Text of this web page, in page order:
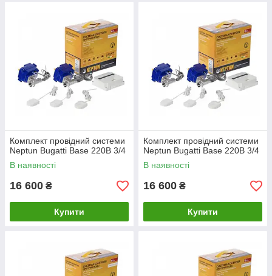
Комплект провідний системи
Neptun Bugatti Base 220B 3/4
В наявності
16 600 ₴
Купити
Комплект провідний системи
Neptun Bugatti Base 220B 3/4
В наявності
16 600 ₴
Купити